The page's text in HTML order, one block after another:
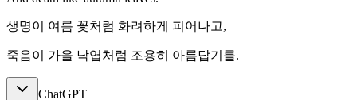
생명이 여름 꽃처럼 화려하게 피어나고,
죽음이 가을 낙엽처럼 조용히 아름답기를.
ChatGPT